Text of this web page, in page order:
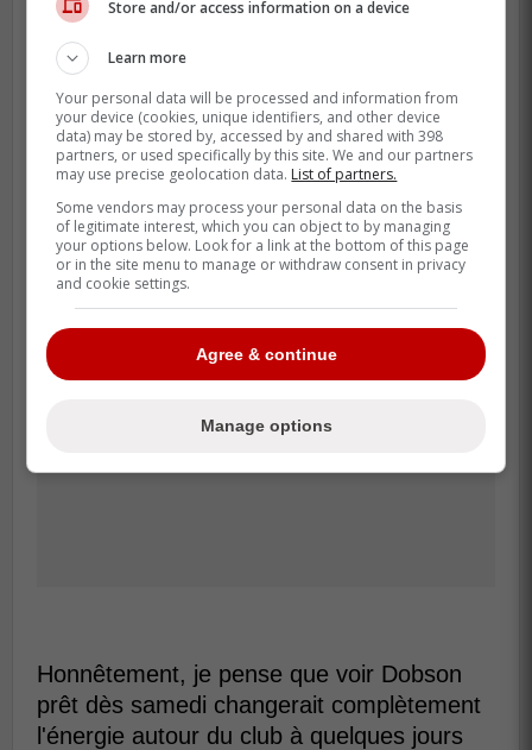
considérant qu'ils affrontent encore les
Sénateurs.
Si vous vivez sous une roche depuis 24 h,
le match d'hier contre Ottawa était un des
matchs de pré-saison les plus physiques et
salauds que j'ai vu depuis des années.
Honnêtement, je pense que voir Dobson
prêt dès samedi changerait complètement
l'énergie autour du club à quelques jours
Store and/or access information on a device
Learn more
Your personal data will be processed and information from
your device (cookies, unique identifiers, and other device
data) may be stored by, accessed by and shared with 398
partners, or used specifically by this site. We and our partners
may use precise geolocation data. List of partners.
Some vendors may process your personal data on the basis
of legitimate interest, which you can object to by managing
your options below. Look for a link at the bottom of this page
or in the site menu to manage or withdraw consent in privacy
and cookie settings.
Agree & continue
Manage options